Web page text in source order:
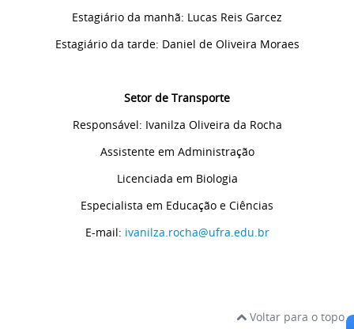
Estagiário da manhã: Lucas Reis Garcez
Estagiário da tarde: Daniel de Oliveira Moraes
Setor de Transporte
Responsável: Ivanilza Oliveira da Rocha
Assistente em Administração
Licenciada em Biologia
Especialista em Educação e Ciências
E-mail: ivanilza.rocha@ufra.edu.br
Voltar para o topo